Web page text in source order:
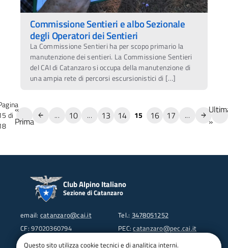
Commissione Sentieri e albo Sezionale
degli Operatori dei Sentieri
La Commissione Sentieri ha per scopo primario la
manutenzione dei sentieri. La Commissione Sentieri
del CAI di Catanzaro si occupa della manutenzione di
una ampia rete di percorsi escursionistici di […]
di«
Prima
... 10 ... 13 14 15 16 17 ...
»
Club Alpino Italiano
Sezione di Catanzaro
email: catanzaro@cai.it Tel.: 3478051252
CF: 97020360794
PEC:catanzaro@pec.cai.it
Piazza Duomo 9
https://www.instagram.com/c
Questo sito utilizza cookie tecnici e di analitica interni.